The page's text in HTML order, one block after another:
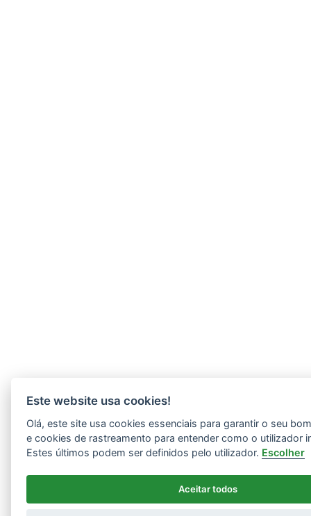
Este website usa cookies!
Olá, este site usa cookies essenciais para garantir o seu
e cookies de rastreamento para entender como o utilizador
Estes últimos podem ser definidos pelo utilizador. Escolher
Aceitar todos